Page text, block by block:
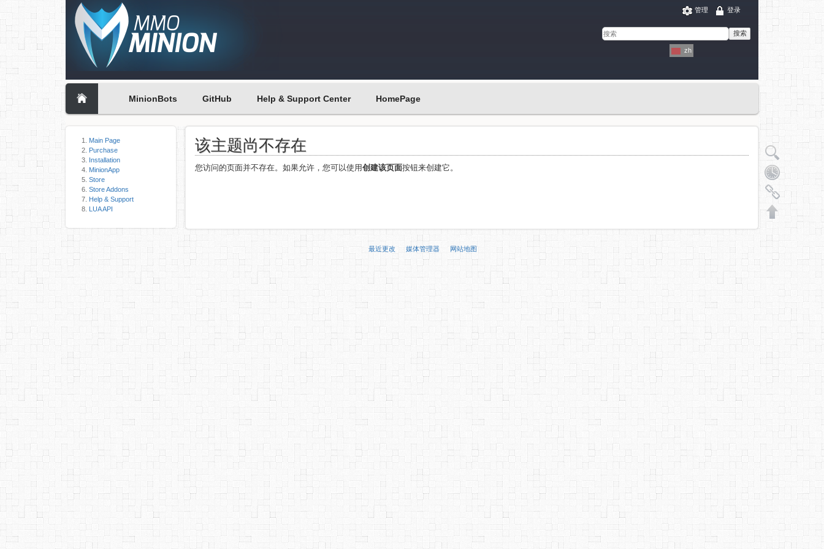
管理 登录
搜索
zh
MinionBots GitHub Help & Support Center HomePage
Main Page
Purchase
Installation
MinionApp
Store
Store Addons
Help & Support
LUA API
该主题尚不存在
您访问的页面并不存在。如果允许，您可以使用创建该页面按钮来创建它。
反向链接
最近更改 媒体管理器 网站地图